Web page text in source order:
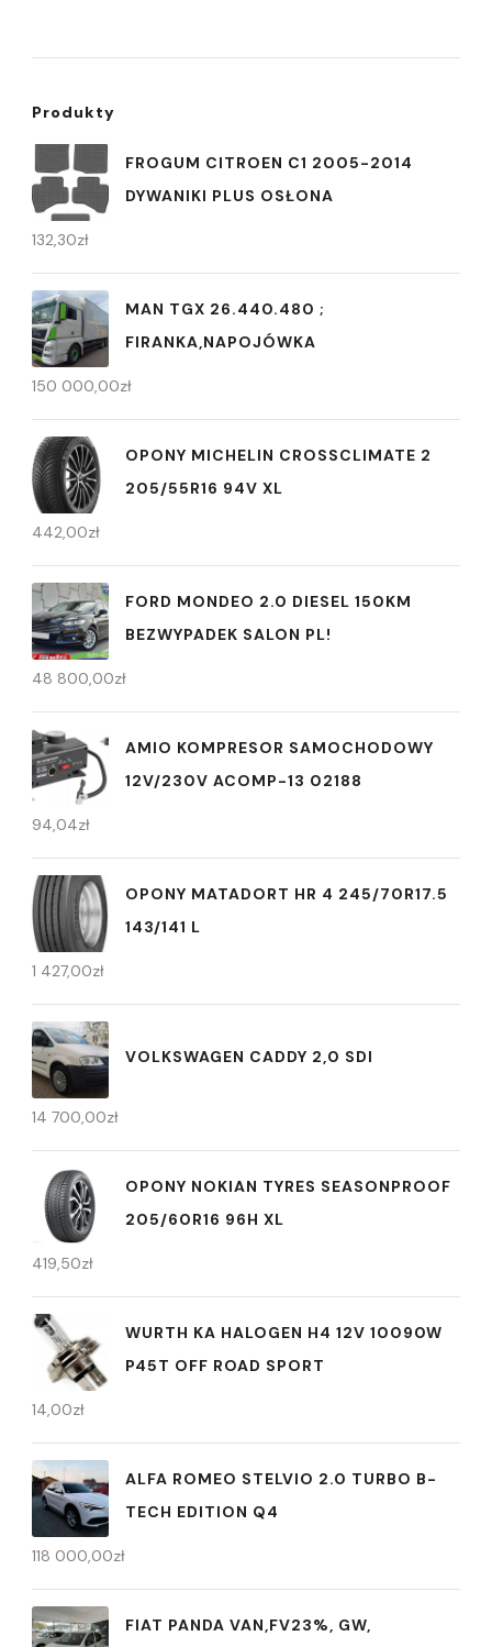
Produkty
FROGUM CITROEN C1 2005-2014
DYWANIKI PLUS OSŁONA
132,30zł
MAN TGX 26.440.480 ;
FIRANKA,NAPOJÓWKA
150 000,00zł
OPONY MICHELIN CROSSCLIMATE 2
205/55R16 94V XL
442,00zł
FORD MONDEO 2.0 DIESEL 150KM
BEZWYPADEK SALON PL!
48 800,00zł
AMIO KOMPRESOR SAMOCHODOWY
12V/230V ACOMP-13 02188
94,04zł
OPONY MATADORT HR 4 245/70R17.5
143/141 L
1 427,00zł
VOLKSWAGEN CADDY 2,0 SDI
14 700,00zł
OPONY NOKIAN TYRES SEASONPROOF
205/60R16 96H XL
419,50zł
WURTH KA HALOGEN H4 12V 10090W
P45T OFF ROAD SPORT
14,00zł
ALFA ROMEO STELVIO 2.0 TURBO B-
TECH EDITION Q4
118 000,00zł
FIAT PANDA VAN,FV23%, GW,